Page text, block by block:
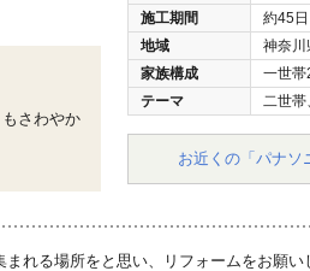
施工期間
約45日
地域
神奈川
家族構成
一世帯
テーマ
二世帯
お近くの「パナソ
さわやか
れる場所をと思い、リフォームをお願